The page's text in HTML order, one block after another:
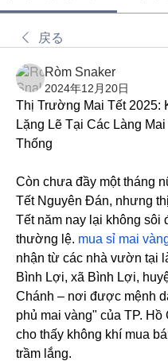
戻る
Ròm Snaker
2024年12月20日
Thị Trường Mai Tết 2025:
Lặng Lẽ Tại Các Làng Mai
Thống
Còn chưa đầy một tháng
Tết Nguyên Đán, nhưng
Tết năm nay lại không sôi
thường lệ. mua sỉ mai
nhận từ các nhà vườn tại
Bình Lợi, xã Bình Lợi,
Chánh – nơi được mệnh
phủ mai vàng" của TP. Hồ
cho thấy không khí mua
trầm lắng.